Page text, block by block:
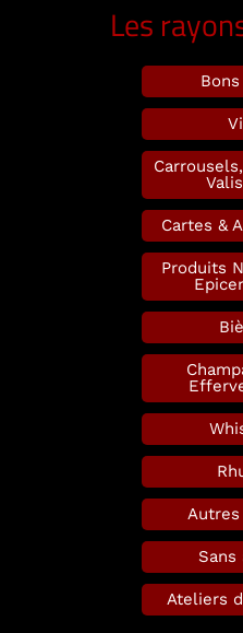
Les
Cartes &
Produits
Ateliers